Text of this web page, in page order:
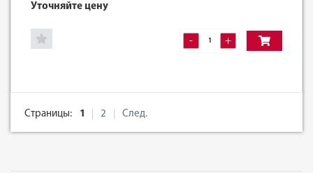
Уточняйте цену
- +
Страницы: 1 2 След.